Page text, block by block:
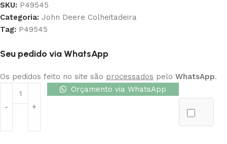
SKU: P49545
Categoria: John Deere Colheitadeira
Tag: P49545
Seu pedido via WhatsApp
Os pedidos feito no site são processados pelo WhatsApp.
Orçamento via WhatsApp